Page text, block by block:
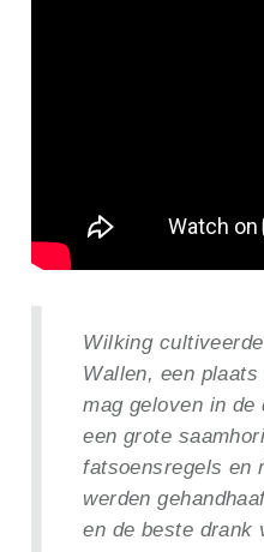
Wilking
Wallen, een
mag geloven in de
een grote
fatsoensregels en
werden
en de beste drank